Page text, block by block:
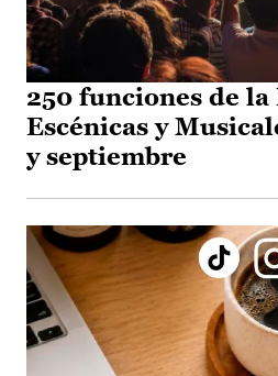
250 funciones de la
Escénicas y
y septiembre